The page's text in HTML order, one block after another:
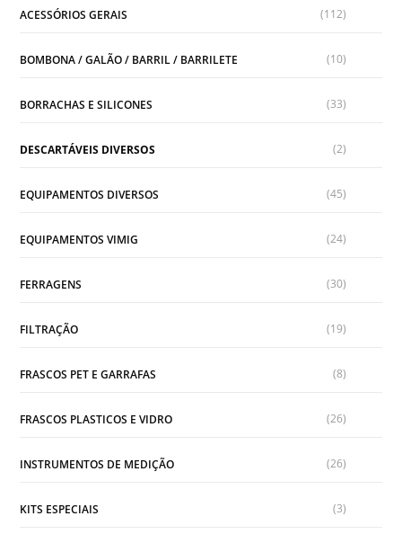
ACESSÓRIOS GERAIS (112)
BOMBONA / GALÃO / BARRIL / BARRILETE (10)
BORRACHAS E SILICONES (33)
DESCARTÁVEIS DIVERSOS (2)
EQUIPAMENTOS DIVERSOS (45)
EQUIPAMENTOS VIMIG (24)
FERRAGENS (30)
FILTRAÇÃO (19)
FRASCOS PET E GARRAFAS (8)
FRASCOS PLASTICOS E VIDRO (26)
INSTRUMENTOS DE MEDIÇÃO (26)
KITS ESPECIAIS (3)